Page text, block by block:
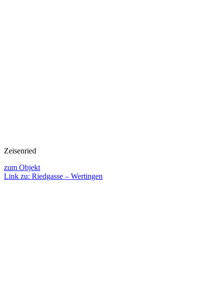
Zeisenried
zum Objekt
Link zu: Riedgasse – Wertingen